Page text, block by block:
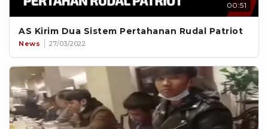
00:51
AS Kirim Dua Sistem Pertahanan Rudal Patriot
News 27/03/2022